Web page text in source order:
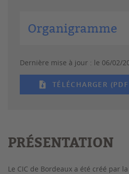
Organigramme
Dernière mise à jour : le 06/02/
TÉLÉCHARGER
PRÉSENTATION
Le CIC de Bordeaux a été créé par